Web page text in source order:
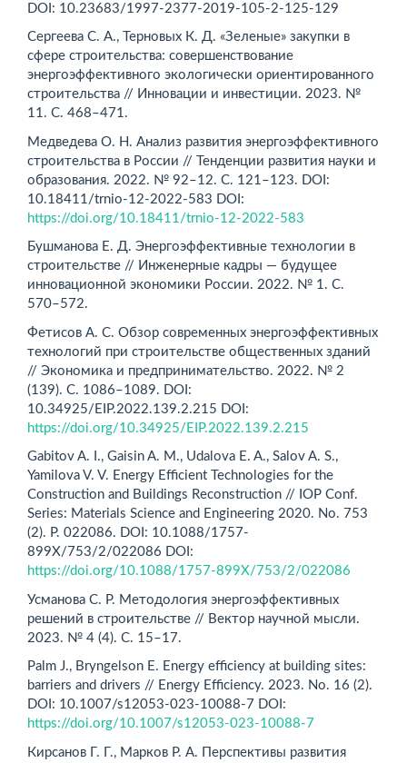
DOI: 10.23683/1997-2377-2019-105-2-125-129
Сергеева С. А., Терновых К. Д. «Зеленые» закупки в
сфере строительства: совершенствование
энергоэффективного экологически ориентированного
строительства // Инновации и инвестиции. 2023. №
11. С. 468–471.
Медведева О. Н. Анализ развития энергоэффективного
строительства в России // Тенденции развития науки и
образования. 2022. № 92–12. С. 121–123. DOI:
10.18411/trnio-12-2022-583 DOI:
https://doi.org/10.18411/trnio-12-2022-583
Бушманова Е. Д. Энергоэффективные технологии в
строительстве // Инженерные кадры — будущее
инновационной экономики России. 2022. № 1. С.
570–572.
Фетисов А. С. Обзор современных энергоэффективных
технологий при строительстве общественных зданий
// Экономика и предпринимательство. 2022. № 2
(139). С. 1086–1089. DOI:
10.34925/EIP.2022.139.2.215 DOI:
https://doi.org/10.34925/EIP.2022.139.2.215
Gabitov A. I., Gaisin A. M., Udalova E. A., Salov A. S.,
Yamilova V. V. Energy Efficient Technologies for the
Construction and Buildings Reconstruction // IOP Conf.
Series: Materials Science and Engineering 2020. Nо. 753
(2). Р. 022086. DOI: 10.1088/1757-
899X/753/2/022086 DOI:
https://doi.org/10.1088/1757-899X/753/2/022086
Усманова С. Р. Методология энергоэффективных
решений в строительстве // Вектор научной мысли.
2023. № 4 (4). С. 15–17.
Palm J., Bryngelson E. Energy efficiency at building sites:
barriers and drivers // Energy Efficiency. 2023. Nо. 16 (2).
DOI: 10.1007/s12053-023-10088-7 DOI:
https://doi.org/10.1007/s12053-023-10088-7
Кирсанов Г. Г., Марков Р. А. Перспективы развития